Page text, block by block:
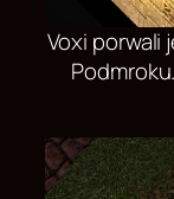
Voxi porwali